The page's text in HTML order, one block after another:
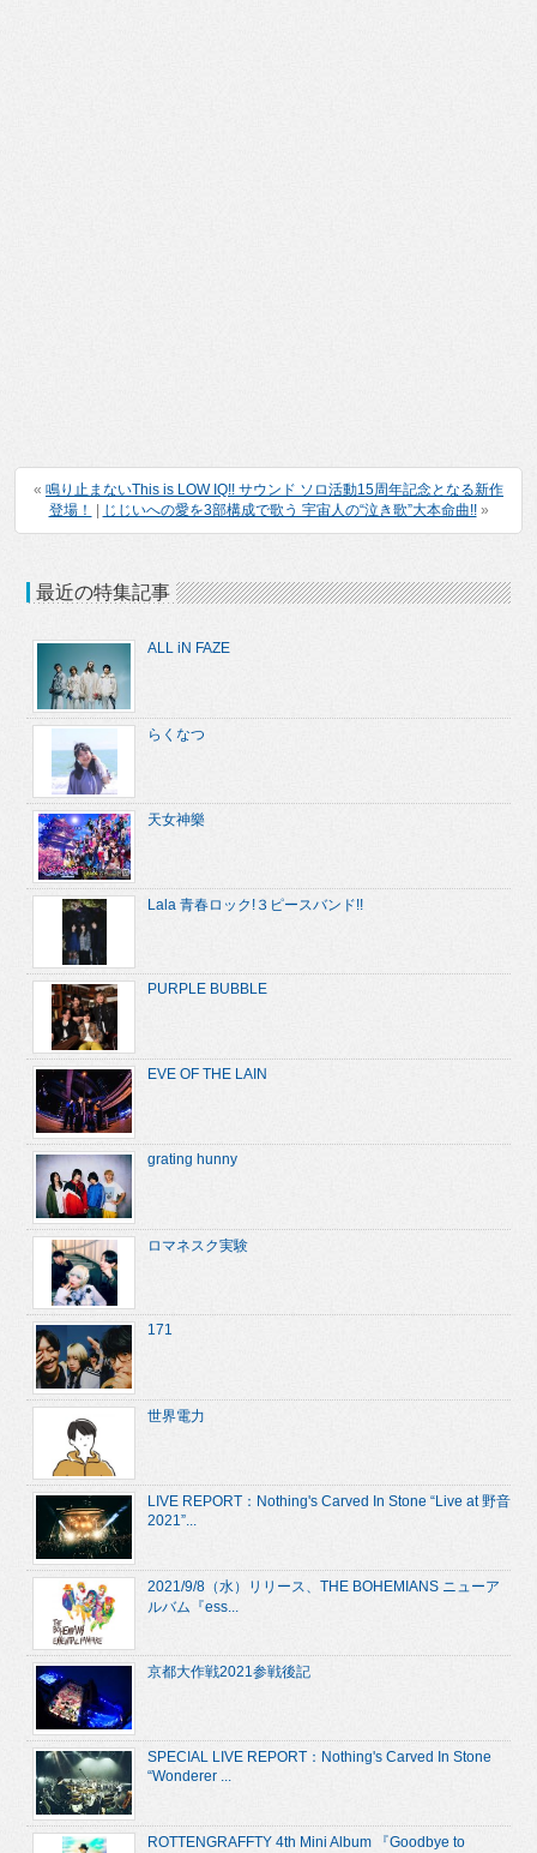
« 鳴り止まないThis is LOW IQ!! サウンド ソロ活動15周年記念となる新作
登場！
じじいへの愛を3部構成で歌う 宇宙人の“泣き歌”大本命曲!!»
最近の特集記事
ALL iN FAZE
らくなつ
天女神樂
Lala 青春ロック!３ピースバンド!!
PURPLE BUBBLE
EVE OF THE LAIN
grating hunny
ロマネスク実験
171
世界電力
LIVE REPORT：Nothing's Carved In Stone “Live at 野音
2021”...
2021/9/8（水）リリース、THE BOHEMIANS ニューア
ルバム『ess...
京都大作戦2021参戦後記
SPECIAL LIVE REPORT：Nothing's Carved In Stone
“Wonderer ...
ROTTENGRAFFTY 4th Mini Album 『Goodbye to